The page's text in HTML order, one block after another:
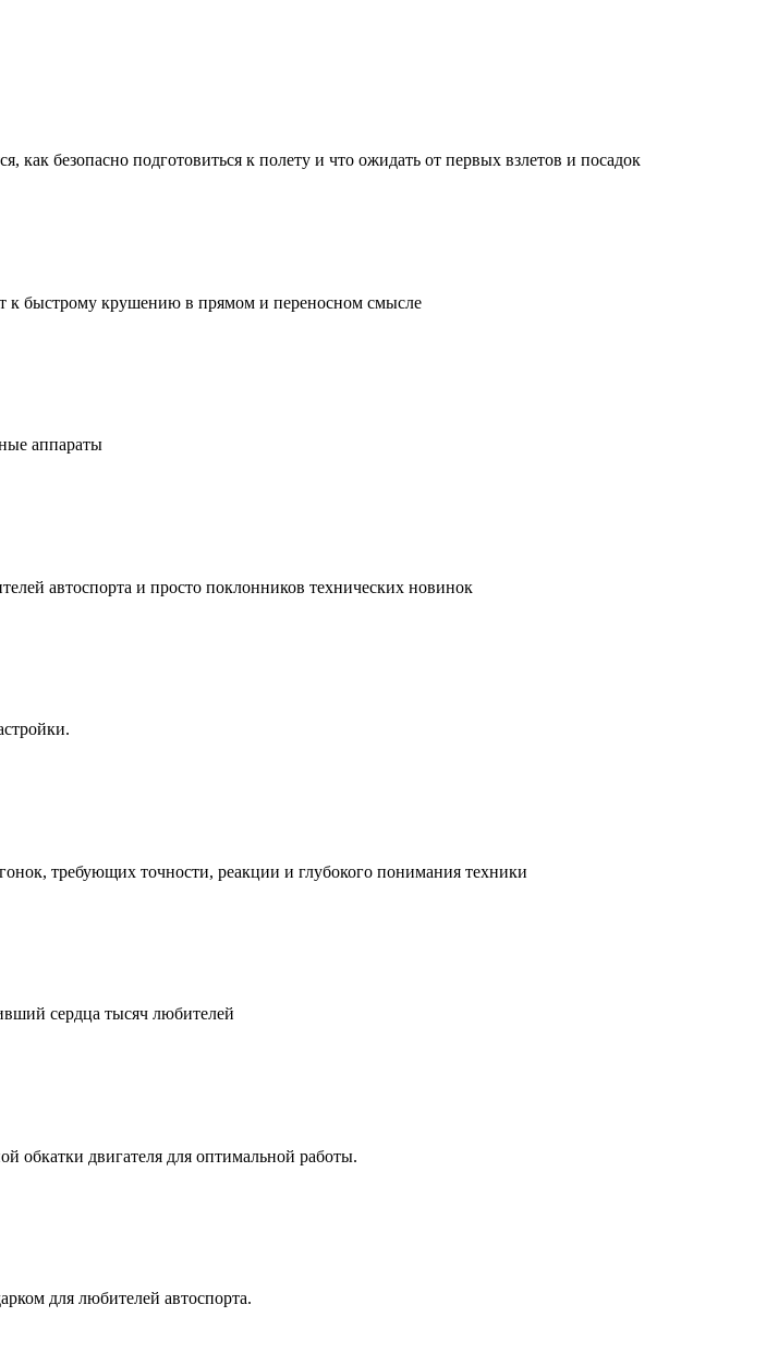
безопасно подготовиться к полету и что ожидать от первых взлетов и посадок
к быстрому крушению в прямом и переносном смысле
аппараты
автоспорта и просто поклонников технических новинок
требующих точности, реакции и глубокого понимания техники
сердца тысяч любителей
обкатки двигателя для оптимальной работы.
для любителей автоспорта.